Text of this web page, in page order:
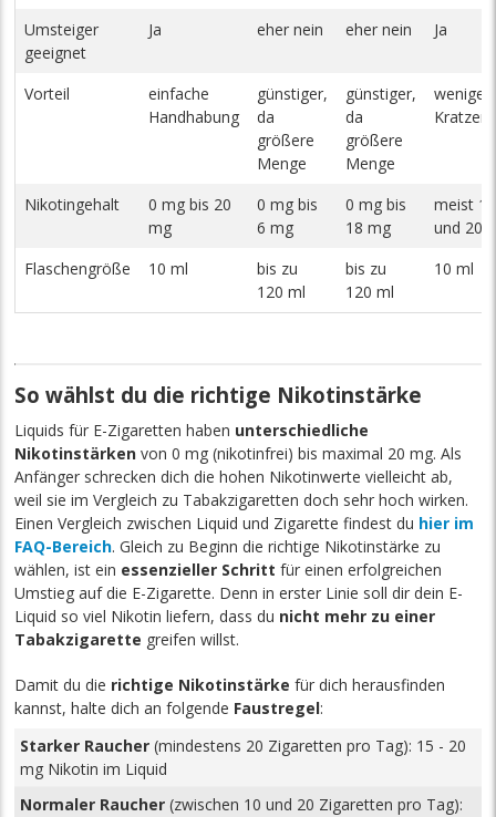
Umsteiger
geeignet
Ja eher nein eher nein Ja
Vorteil
einfache
Handhabung
günstiger,
da
größere
Menge
günstiger,
da
größere
Menge
weniger
Kratzen
Nikotingehalt
0 mg bis 20
mg
0 mg bis
6 mg
0 mg bis
18 mg
meist
und 20
Flaschengröße
10 ml
bis zu
120 ml
bis zu
120 ml
10 ml
So wählst du die richtige Nikotinstärke
Liquids für E-Zigaretten haben unterschiedliche
Nikotinstärken von 0 mg (nikotinfrei) bis maximal 20 mg. Als
Anfänger schrecken dich die hohen Nikotinwerte vielleicht ab,
weil sie im Vergleich zu Tabakzigaretten doch sehr hoch wirken.
Einen Vergleich zwischen Liquid und Zigarette findest du hier im
FAQ-Bereich. Gleich zu Beginn die richtige Nikotinstärke zu
wählen, ist ein essenzieller Schritt für einen erfolgreichen
Umstieg auf die E-Zigarette. Denn in erster Linie soll dir dein E-
Liquid so viel Nikotin liefern, dass du nicht mehr zu einer
Tabakzigarette greifen willst.
Damit du die richtige Nikotinstärke für dich herausfinden
kannst, halte dich an folgende Faustregel:
Starker Raucher (mindestens 20 Zigaretten pro Tag): 15 - 20
mg Nikotin im Liquid
Normaler Raucher (zwischen 10 und 20 Zigaretten pro Tag):